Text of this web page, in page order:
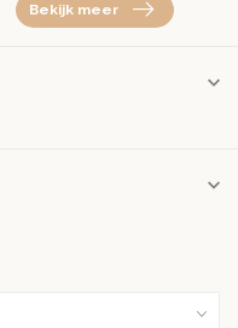
Bekijk meer